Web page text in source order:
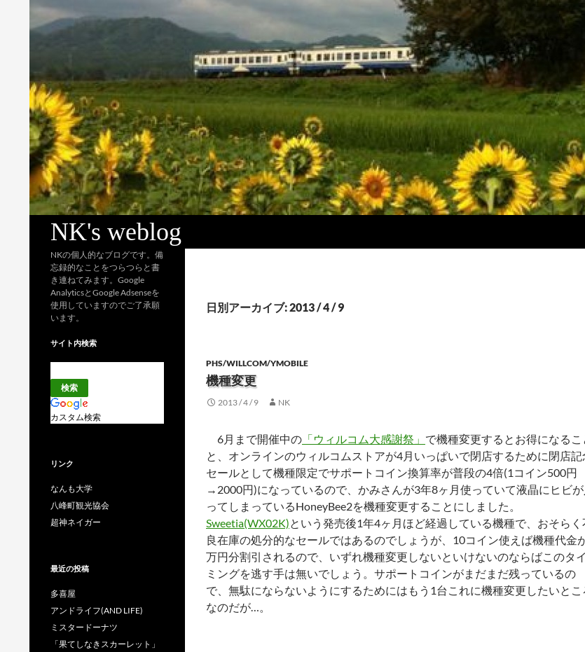
NK's weblog
日別アーカイブ: 2013 / 4 / 9
PHS/WILLCOM/YMOBILE
機種変更
2013 / 4 / 9 NK
6月まで開催中の 「ウィルコム大感謝祭」 で機種変更するとお得になるこ
と、オンラインのウィルコムストアが4月いっぱいで閉店するために閉店記
セールとして機種限定でサポートコイン換算率が普段の4倍(1コイン500円
→2000円)になっているので、かみさんが3年8ヶ月使っていて液晶にヒビが
ってしまっているHoneyBee2を機種変更することにしました。
Sweetia(WX02K)という発売後1年4ヶ月ほど経過している機種で、おそらく
良在庫の処分的なセールではあるのでしょうが、10コイン使えば機種代金
万円分割引されるので、いずれ機種変更しないといけないのならばこのタイ
ミングを逃す手は無いでしょう。サポートコインがまだまだ残っているの
で、無駄にならないようにするためにはもう1台これに機種変更したいとこ
なのだが…。
NKの個人的なブログです。備
忘録的なことをつらつらと書
き連ねてみます。Google
AnalyticsとGoogle Adsenseを
使用していますのでご了承願
います。
サイト内検索
カスタム検索
リンク
なんも大学
八峰町観光協会
超神ネイガー
最近の投稿
多喜屋
アンドライフ(AND LIFE)
ミスタードーナツ
「果てしなきスカーレット」